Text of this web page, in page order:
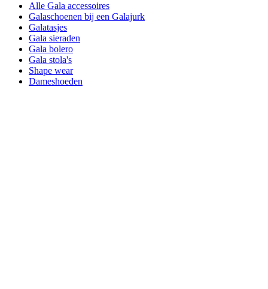
Alle Gala accessoires
Galaschoenen bij een Galajurk
Galatasjes
Gala sieraden
Gala bolero
Gala stola's
Shape wear
Dameshoeden